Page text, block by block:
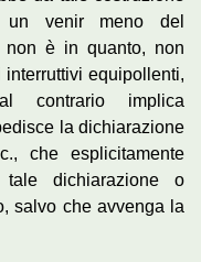
venir meno del
non è in quanto, non
equipollenti,
contrario implica
la dichiarazione
che esplicitamente
dichiarazione o
salvo che avvenga la